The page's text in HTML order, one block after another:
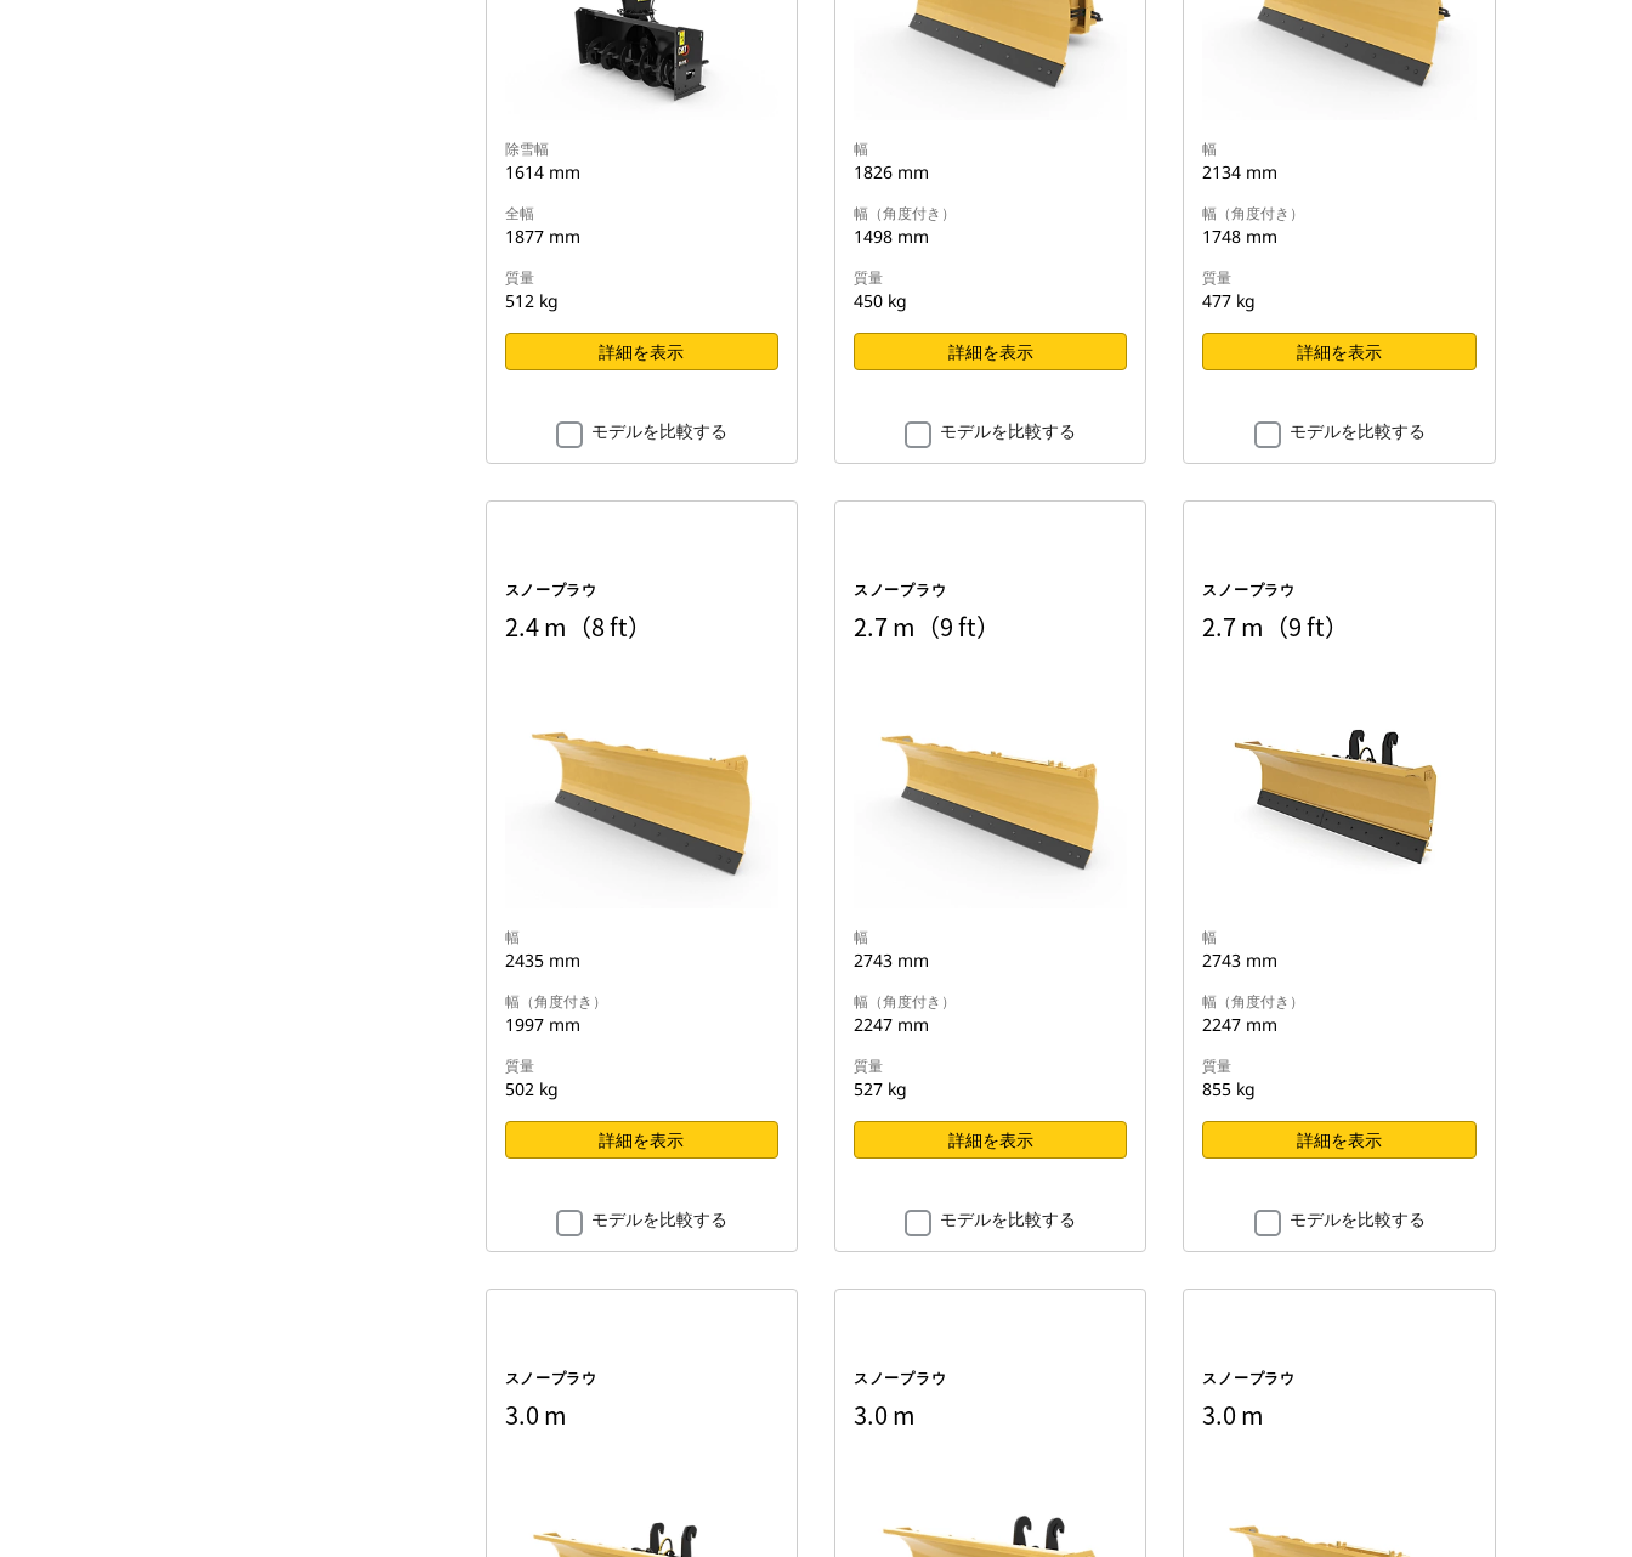
除雪幅
1614 mm
全幅
1877 mm
質量
512 kg
詳細を表示
モデルを比較する
幅
1826 mm
幅（角度付き）
1498 mm
質量
450 kg
詳細を表示
モデルを比較する
幅
2134 mm
幅（角度付き）
1748 mm
質量
477 kg
詳細を表示
モデルを比較する
スノープラウ
2.4 m（8 ft）
幅
2435 mm
幅（角度付き）
1997 mm
質量
502 kg
詳細を表示
モデルを比較する
スノープラウ
2.7 m（9 ft）
幅
2743 mm
幅（角度付き）
2247 mm
質量
527 kg
詳細を表示
モデルを比較する
スノープラウ
2.7 m（9 ft）
幅
2743 mm
幅（角度付き）
2247 mm
質量
855 kg
詳細を表示
モデルを比較する
スノープラウ
3.0 m
スノープラウ
3.0 m
スノープラウ
3.0 m